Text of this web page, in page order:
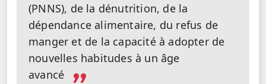
(PNNS), de la dénutrition, de la
dépendance alimentaire, du refus de
manger et de la capacité à adopter de
nouvelles habitudes à un âge
avancé